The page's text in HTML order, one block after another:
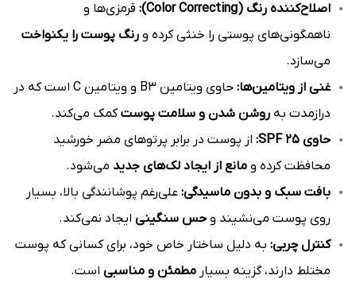
اصلاح‌کننده رنگ (Color Correcting):
قرمزی‌ها و
ناهمگونی‌های پوستی را خنثی کرده و رنگ پوست را یکنواخت
می‌سازد.
غنی از ویتامین‌ها:
حاوی ویتامین B3 و ویتامین C است که در
درازمدت به روشن شدن و سلامت پوستکمک می‌کند.
حاوی SPF 25:
از پوست در برابر پرتوهای مضر خورشید
محافظت کرده و مانع از ایجاد لک‌های جدید می‌شود.
بافت سبک و بدون ماسیدگی: علی‌رغم پوشانندگی بالا، بسیار
روی پوست می‌نشیند وحس سنگینی ایجاد نمی‌کند.
کنترل چربی: به دلیل ساختار خاص خود، برای کسانی که پوست
مختلط دارند، گزینه بسیار مطمئن و مناسبی است.